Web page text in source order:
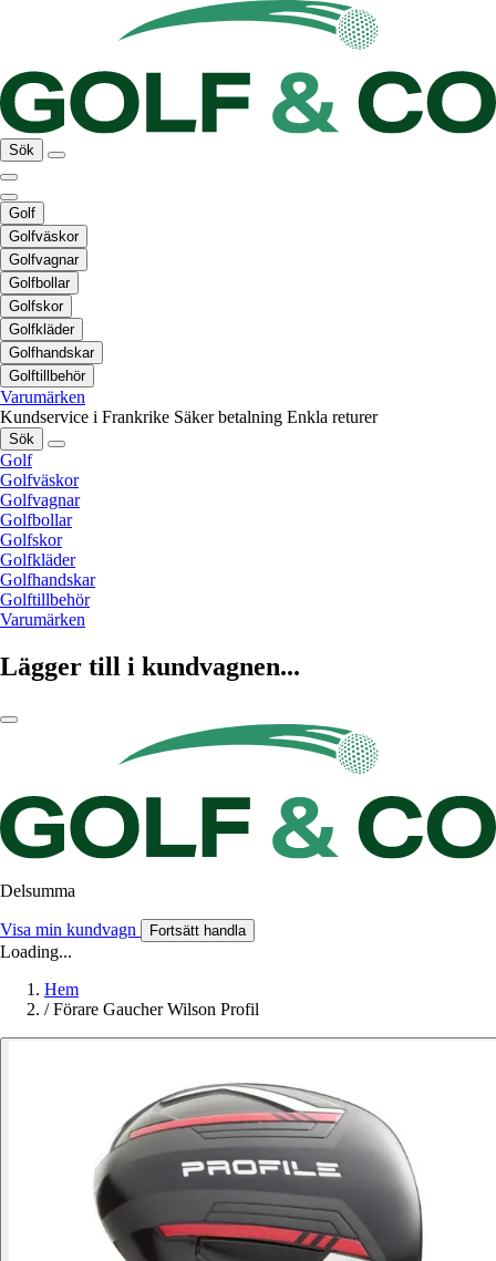
Sök
Golf
Golfväskor
Golfvagnar
Golfbollar
Golfskor
Golfkläder
Golfhandskar
Golftillbehör
Varumärken
Kundservice i Frankrike Säker betalning Enkla returer
Sök
Golf
Golfväskor
Golfvagnar
Golfbollar
Golfskor
Golfkläder
Golfhandskar
Golftillbehör
Varumärken
Lägger till i kundvagnen...
Delsumma
Visa min kundvagn Fortsätt handla
Loading...
Hem
/ Förare Gaucher Wilson Profil